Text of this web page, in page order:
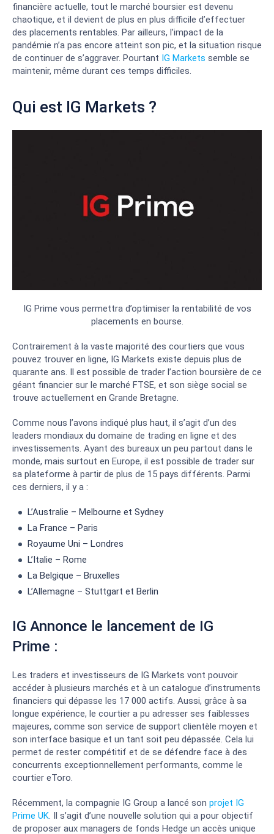
financière actuelle, tout le marché boursier est devenu
chaotique, et il devient de plus en plus difficile d’effectuer
des placements rentables. Par ailleurs, l’impact de la
pandémie n’a pas encore atteint son pic, et la situation risque
de continuer de s’aggraver. Pourtant IG Markets semble se
maintenir, même durant ces temps difficiles.
Qui est IG Markets ?
IG Prime vous permettra d’optimiser la rentabilité de vos
placements en bourse.
Contrairement à la vaste majorité des courtiers que vous
pouvez trouver en ligne, IG Markets existe depuis plus de
quarante ans. Il est possible de trader l’action boursière de ce
géant financier sur le marché FTSE, et son siège social se
trouve actuellement en Grande Bretagne.
Comme nous l’avons indiqué plus haut, il s’agit d’un des
leaders mondiaux du domaine de trading en ligne et des
investissements. Ayant des bureaux un peu partout dans le
monde, mais surtout en Europe, il est possible de trader sur
sa plateforme à partir de plus de 15 pays différents. Parmi
ces derniers, il y a :
L’Australie – Melbourne et Sydney
La France – Paris
Royaume Uni – Londres
L’Italie – Rome
La Belgique – Bruxelles
L’Allemagne – Stuttgart et Berlin
IG Annonce le lancement de IG
Prime :
Les traders et investisseurs de IG Markets vont pouvoir
accéder à plusieurs marchés et à un catalogue d’instruments
financiers qui dépasse les 17 000 actifs. Aussi, grâce à sa
longue expérience, le courtier a pu adresser ses faiblesses
majeures, comme son service de support clientèle moyen et
son interface basique et un tant soit peu dépassée. Cela lui
permet de rester compétitif et de se défendre face à des
concurrents exceptionnellement performants, comme le
courtier eToro.
Récemment, la compagnie IG Group a lancé son projet IG
Prime UK. Il s’agit d’une nouvelle solution qui a pour objectif
de proposer aux managers de fonds Hedge un accès unique